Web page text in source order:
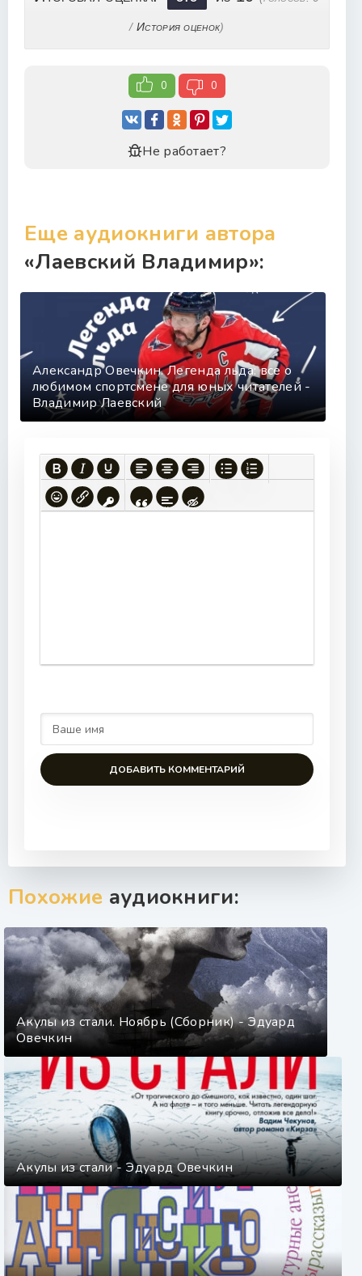
/ История оценок)
0 0
Не работает?
Еще аудиокниги автора
«Лаевский Владимир»:
Александр Овечкин. Легенда льда: все о
любимом спортсмене для юных читателей -
Владимир Лаевский
ДОБАВИТЬ КОММЕНТАРИЙ
Похожие аудиокниги:
Акулы из стали. Ноябрь (Сборник) - Эдуард
Овечкин
Акулы из стали - Эдуард Овечкин